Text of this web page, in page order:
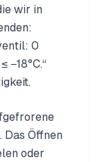
wir in
0
−18°C.“
Öffnen
oder